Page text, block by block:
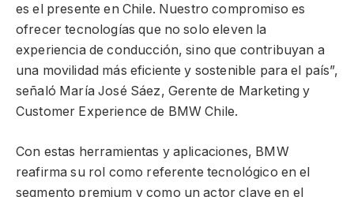
es el presente en Chile. Nuestro compromiso es
ofrecer tecnologías que no solo eleven la
experiencia de conducción, sino que contribuyan a
una movilidad más eficiente y sostenible para el país”,
señaló María José Sáez, Gerente de Marketing y
Customer Experience de BMW Chile.
Con estas herramientas y aplicaciones, BMW
reafirma su rol como referente tecnológico en el
segmento premium y como un actor clave en el